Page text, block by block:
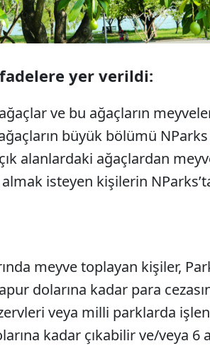
yer verildi:
ve bu ağaçların
büyük bölümü
alanlardaki ağaçlardan
isteyen kişilerin
meyve toplayan kişiler,
dolarına kadar para
veya milli parklarda
kadar çıkabilir ve/veya 6